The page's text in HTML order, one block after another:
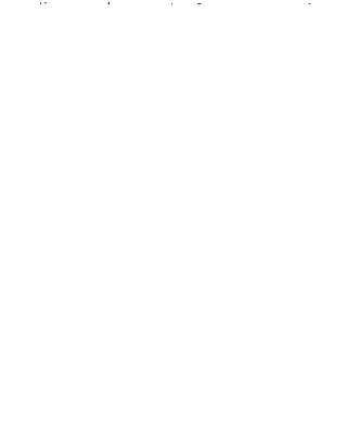
motivo que chama a atenção para o caso é a